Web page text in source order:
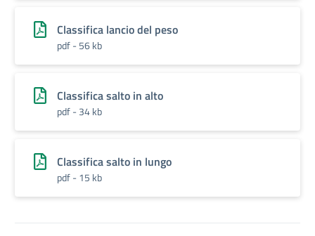
Classifica lancio del peso
pdf - 56 kb
Classifica salto in alto
pdf - 34 kb
Classifica salto in lungo
pdf - 15 kb